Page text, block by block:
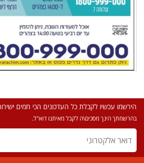
הירשמו עכשיו לקבלת כל העדכונים הכי חמים
בהרשמתך הינך מסכים\ה לקבל מאיתנו דוא"ל.